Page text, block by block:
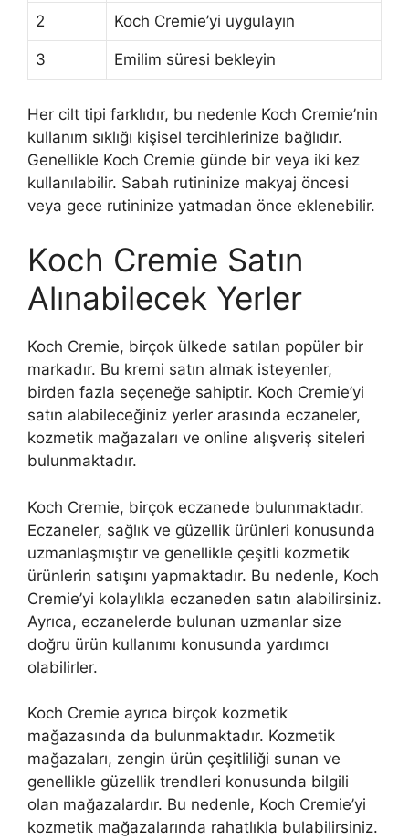
2 Koch Cremie’yi uygulayın
3 Emilim süresi bekleyin
Her cilt tipi farklıdır, bu nedenle Koch Cremie’nin
kullanım sıklığı kişisel tercihlerinize bağlıdır.
Genellikle Koch Cremie günde bir veya iki kez
kullanılabilir. Sabah rutininize makyaj öncesi
veya gece rutininize yatmadan önce eklenebilir.
Koch Cremie Satın
Alınabilecek Yerler
Koch Cremie, birçok ülkede satılan popüler bir
markadır. Bu kremi satın almak isteyenler,
birden fazla seçeneğe sahiptir. Koch Cremie’yi
satın alabileceğiniz yerler arasında eczaneler,
kozmetik mağazaları ve online alışveriş siteleri
bulunmaktadır.
Koch Cremie, birçok eczanede bulunmaktadır.
Eczaneler, sağlık ve güzellik ürünleri konusunda
uzmanlaşmıştır ve genellikle çeşitli kozmetik
ürünlerin satışını yapmaktadır. Bu nedenle, Koch
Cremie’yi kolaylıkla eczaneden satın alabilirsiniz.
Ayrıca, eczanelerde bulunan uzmanlar size
doğru ürün kullanımı konusunda yardımcı
olabilirler.
Koch Cremie ayrıca birçok kozmetik
mağazasında da bulunmaktadır. Kozmetik
mağazaları, zengin ürün çeşitliliği sunan ve
genellikle güzellik trendleri konusunda bilgili
olan mağazalardır. Bu nedenle, Koch Cremie’yi
kozmetik mağazalarında rahatlıkla bulabilirsiniz.